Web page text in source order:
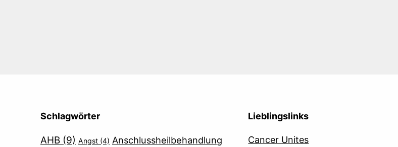
Schlagwörter
AHB (9) Angst (4) Anschlussheilbehandlung
Lieblingslinks
Cancer Unites